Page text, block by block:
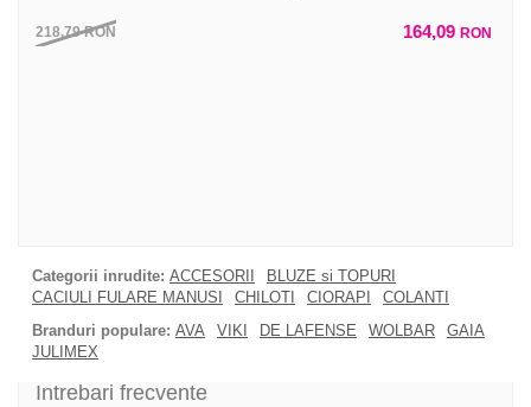
218,79RON 164,09 RON
Categorii inrudite: ACCESORII
BLUZE si TOPURI
CACIULI FULARE MANUSI
CHILOTI CIORAPI
COLANTI
Branduri populare: AVA VIKI DE LAFENSE WOLBAR
GAIA
JULIMEX
Intrebari frecvente